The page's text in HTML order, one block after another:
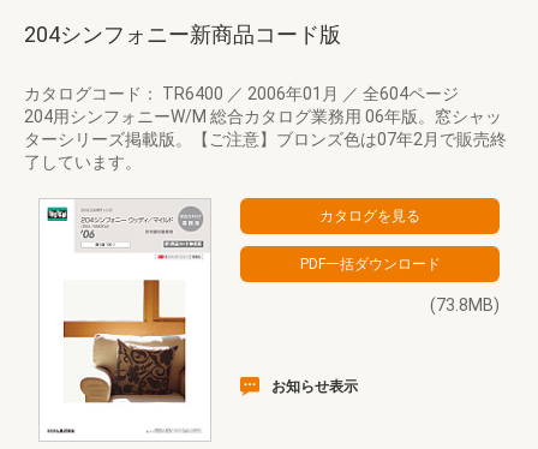
204シンフォニー新商品コード版
カタログコード： TR6400 ／ 2006年01月 ／ 全604ページ
204用シンフォニーW/M 総合カタログ業務用 06年版。窓シャッ
ターシリーズ掲載版。【ご注意】ブロンズ色は07年2月で販売終
了しています。
(73.8MB)
お知らせ表示